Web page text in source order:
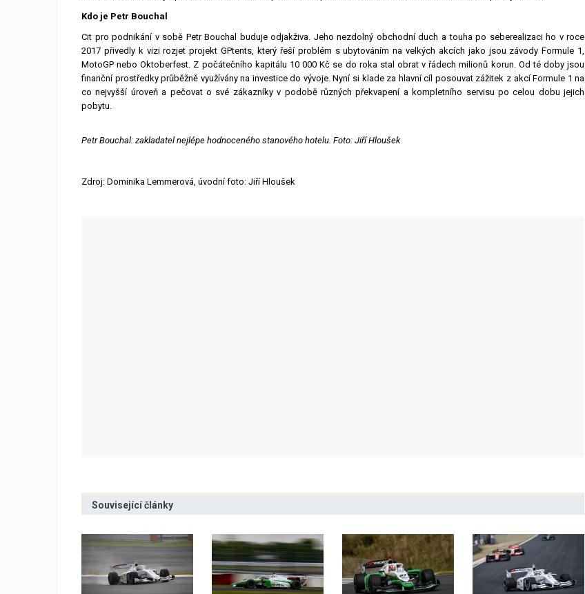
Kdo je Petr Bouchal
Cit pro podnikání v sobě Petr Bouchal buduje odjakživa. Jeho nezdolný obchodní duch a touha po seberealizaci ho v roce
2017 přivedly k vizi rozjet projekt GPtents, který řeší problém s ubytováním na velkých akcích jako jsou závody Formule 1,
MotoGP nebo Oktoberfest. Z počátečního kapitálu 10 000 Kč se do roka stal obrat v řádech milionů korun. Od té doby jsou
finanční prostředky průběžně využívány na investice do vývoje. Nyní si klade za hlavní cíl posouvat zážitek z akcí Formule 1 na
co nejvyšší úroveň a pečovat o své zákazníky v podobě různých překvapení a kompletního servisu po celou dobu jejich
pobytu.
Petr Bouchal: zakladatel nejlépe hodnoceného stanového hotelu. Foto: Jiří Hloušek
Zdroj: Dominika Lemmerová, úvodní foto: Jiří Hloušek
Související články